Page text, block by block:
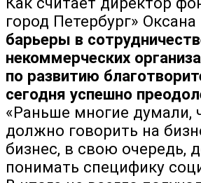
город Петербург»
барьеры в
некоммерческих
по развитию
сегодня успешно
«Раньше многие думали,
должно говорить на
бизнес, в свою очередь,
понимать специфику